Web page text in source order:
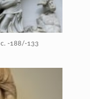
c. -188/-133